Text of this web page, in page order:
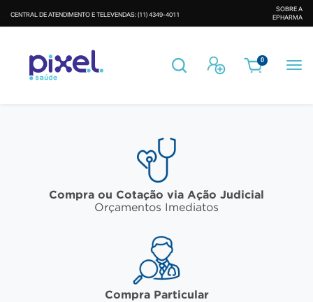
CENTRAL DE ATENDIMENTO E TELEVENDAS: (11) 4349-4011
SOBRE A
EPHARMA
Busca Entrar 0
Compra ou Cotação via Ação Judicial
Orçamentos Imediatos
Compra Particular